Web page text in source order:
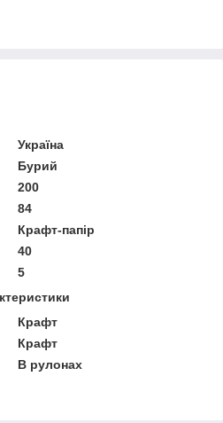
Україна
Бурий
200
84
Крафт-папір
40
5
Крафт
Крафт
В рулонах